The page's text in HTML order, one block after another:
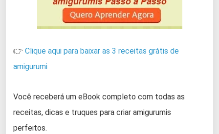
👉 Clique aqui para baixar as 3 receitas grátis de
amigurumi
Você receberá um eBook completo com todas as
receitas, dicas e truques para criar amigurumis
perfeitos.